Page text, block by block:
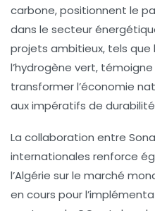
carbone, positionnent le
dans le secteur
projets ambitieux, tels
l’hydrogène vert,
transformer l’économie
aux impératifs de
La collaboration entre
internationales renforce
l’Algérie sur le marché
en cours pour